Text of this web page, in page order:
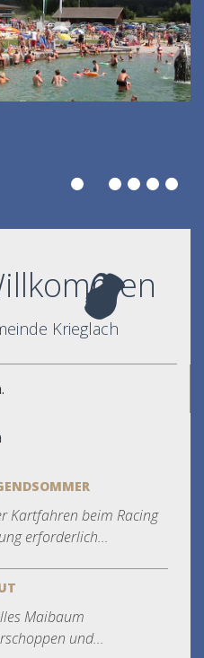
Krieglach
Kartfahren beim Racing
erforderlich...
Maibaum
und...